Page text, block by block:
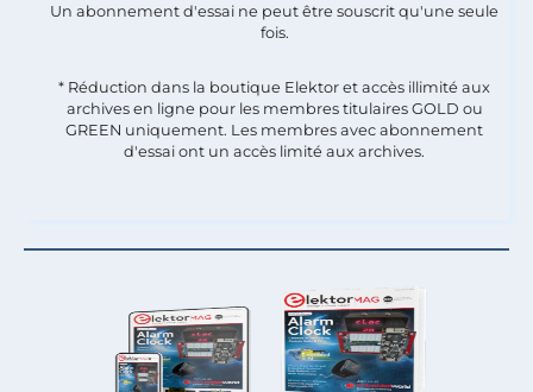
Un abonnement d'essai ne peut être souscrit qu'une seule
fois.​
* Réduction dans la boutique Elektor et accès illimité aux
archives en ligne pour les membres titulaires GOLD ou
GREEN uniquement. Les membres avec abonnement
d'essai ont un accès limité aux archives.